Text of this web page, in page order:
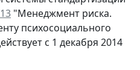
"Менеджмент риска.
психосоциального
с 1 декабря 2014